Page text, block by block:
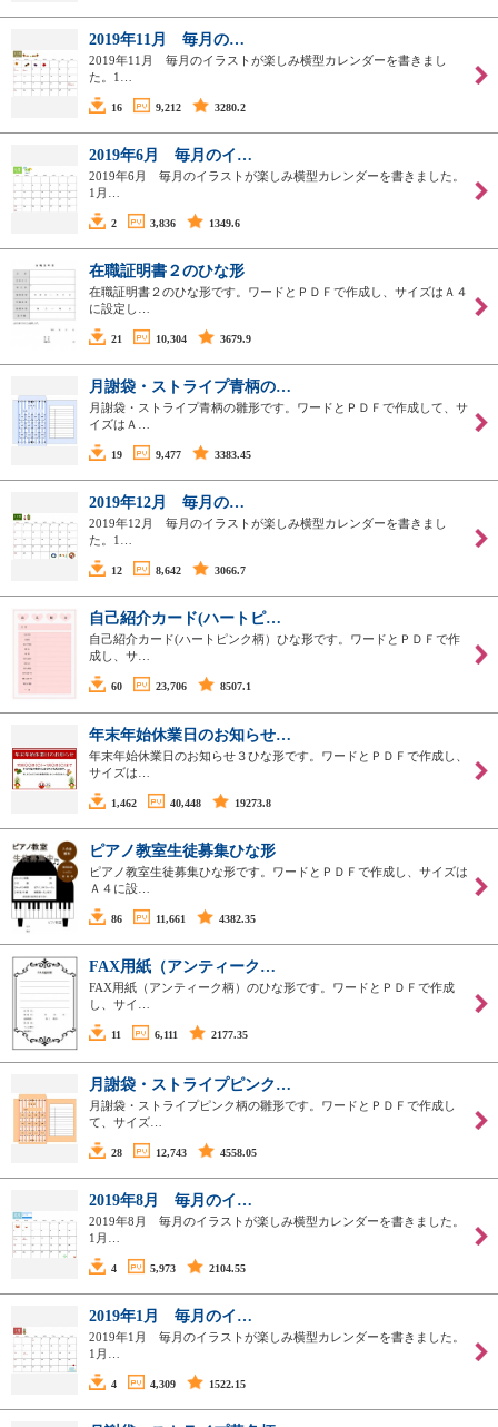
2019年11月 毎月の…
2019年11月 毎月のイラストが楽しみ横型カレンダーを書きまし
た。1…
16 9,212 3280.2
2019年6月 毎月のイ…
2019年6月 毎月のイラストが楽しみ横型カレンダーを書きました。
1月…
2 3,836 1349.6
在職証明書２のひな形
在職証明書２のひな形です。ワードとＰＤＦで作成し、サイズはＡ４
に設定し…
21 10,304 3679.9
月謝袋・ストライプ青柄の…
月謝袋・ストライプ青柄の雛形です。ワードとＰＤＦで作成して、サ
イズはＡ…
19 9,477 3383.45
2019年12月 毎月の…
2019年12月 毎月のイラストが楽しみ横型カレンダーを書きまし
た。1…
12 8,642 3066.7
自己紹介カード(ハートピ…
自己紹介カード(ハートピンク柄）ひな形です。ワードとＰＤＦで作
成し、サ…
60 23,706 8507.1
年末年始休業日のお知らせ…
年末年始休業日のお知らせ３ひな形です。ワードとＰＤＦで作成し、
サイズは…
1,462 40,448 19273.8
ピアノ教室生徒募集ひな形
ピアノ教室生徒募集ひな形です。ワードとＰＤＦで作成し、サイズは
Ａ４に設…
86 11,661 4382.35
FAX用紙（アンティーク…
FAX用紙（アンティーク柄）のひな形です。ワードとＰＤＦで作成
し、サイ…
11 6,111 2177.35
月謝袋・ストライプピンク…
月謝袋・ストライプピンク柄の雛形です。ワードとＰＤＦで作成し
て、サイズ…
28 12,743 4558.05
2019年8月 毎月のイ…
2019年8月 毎月のイラストが楽しみ横型カレンダーを書きました。
1月…
4 5,973 2104.55
2019年1月 毎月のイ…
2019年1月 毎月のイラストが楽しみ横型カレンダーを書きました。
1月…
4 4,309 1522.15